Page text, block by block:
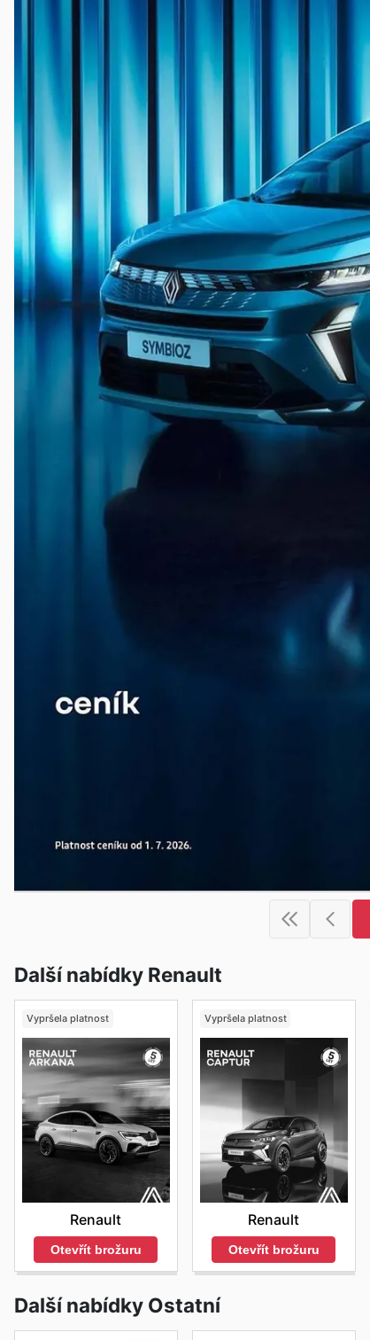
Další nabídky Renault
Vypršela platnost
Renault
Otevřít brožuru
Vypršela platnost
Renault
Otevřít brožuru
Další nabídky Ostatní